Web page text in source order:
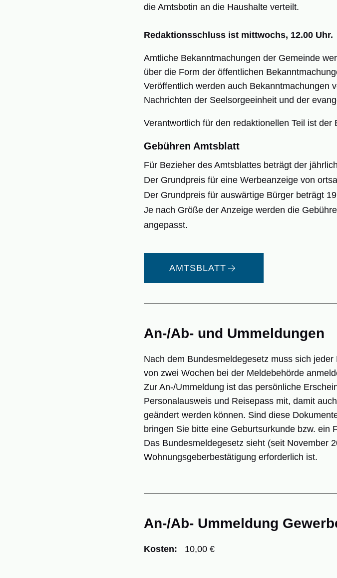
die Amtsbotin an die Haushalte verteilt.
Redaktionsschluss ist mittwochs, 12.00 Uhr.
Amtliche Bekanntmachungen der Gemeinde
über die Form der öffentlichen
Veröffentlich werden auch Bekanntmachungen
Nachrichten der Seelsorgeeinheit und der
Verantwortlich für den redaktionellen Teil ist
Gebühren Amtsblatt
Für Bezieher des Amtsblattes beträgt der
Der Grundpreis für eine Werbeanzeige von
Der Grundpreis für auswärtige Bürger beträgt
Je nach Größe der Anzeige werden die
angepasst.
AMTSBLATT
An-/Ab- und Ummeldungen
Nach dem Bundesmeldegesetz muss sich
von zwei Wochen bei der Meldebehörde
Zur An-/Ummeldung ist das persönliche
Personalausweis und Reisepass mit, damit
geändert werden können. Sind diese
bringen Sie bitte eine Geburtsurkunde bzw. ein
Das Bundesmeldegesetz sieht (seit November
Wohnungsgeberbestätigung erforderlich ist.
An-/Ab- Ummeldung
Kosten: 10,00 €